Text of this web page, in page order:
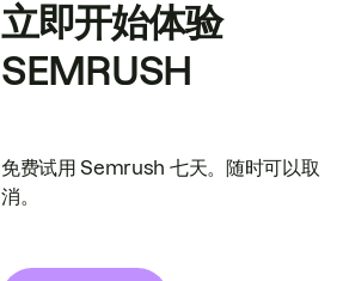
立即开始体验
SEMRUSH
免费试用 Semrush 七天。随时可以取
消。